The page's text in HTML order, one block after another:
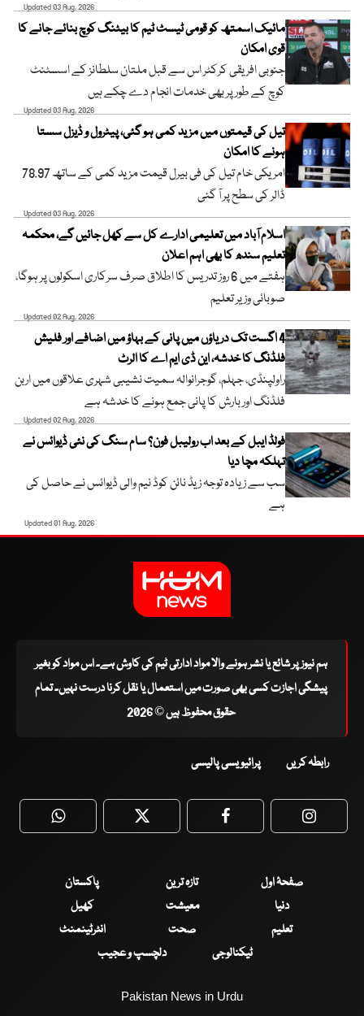
Updated 03 Aug, 2026
مائیک اسمتھ کو قومی ٹیسٹ ٹیم کا بیٹنگ کوچ بنائے جانے کا
قوی امکان
جنوبی افریقی کرکٹر اس سے قبل ملتان سلطانز کے اسسٹنٹ
کوچ کے طور پر بھی خدمات انجام دے چکے ہیں
Updated 03 Aug, 2026
تیل کی قیمتوں میں مزید کمی ہو گئی، پیٹرول و ڈیزل سستا
ہونے کا امکان
امریکی خام تیل کی فی بیرل قیمت مزید کمی کے ساتھ 78.97
ڈالر کی سطح پر آ گئی
Updated 03 Aug, 2026
اسلام آباد میں تعلیمی ادارے کل سے کھل جائیں گے، محکمہ
تعلیم سندھ کا بھی اہم اعلان
ہفتے میں 6 روز تدریس کا اطلاق صرف سرکاری اسکولوں پر ہوگا،
صوبائی وزیر تعلیم
Updated 02 Aug, 2026
4 اگست تک دریاؤں میں پانی کے بہاؤ میں اضافے اور فلیش
فلڈنگ کا خدشہ، این ڈی ایم اے کا الرٹ
راولپنڈی، جہلم، گوجرانوالہ سمیت نشیبی شہری علاقوں میں اربن
فلڈنگ اور بارش کا پانی جمع ہونے کا خدشہ ہے
Updated 02 Aug, 2026
فولڈ ایبل کے بعد اب رولیبل فون؟ سام سنگ کی نئی ڈیوائس نے
تہلکہ مچا دیا
سب سے زیادہ توجہ زیڈ نائن کوڈ نیم والی ڈیوائس نے حاصل کی
ہے
Updated 01 Aug, 2026
ہم نیوز پر شائع یا نشر ہونے والا مواد ادارتی ٹیم کی کاوش ہے۔ اس مواد کو بغیر
پیشگی اجازت کسی بھی صورت میں استعمال یا نقل کرنا درست نہیں۔ تمام
حقوق محفوظ ہیں © 2026
رابطہ کریں پرائیویسی پالیسی
WhatsApp Twitter Facebook
صفحۂ اول تازہ ترین
پاکستان
دنیا
معیشت
کھیل
تعلیم
صحت
انٹرٹینمنٹ
ٹیکنالوجی
دلچسپ و عجیب
Pakistan News in Urdu